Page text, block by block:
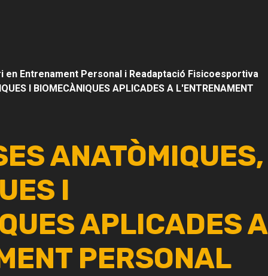
en Entrenament Personal i Readaptació Fisicoesportiva
I BIOMECÀNIQUES APLICADES A L'ENTRENAMENT
ANATÒMIQUES,
I
APLICADES A
PERSONAL